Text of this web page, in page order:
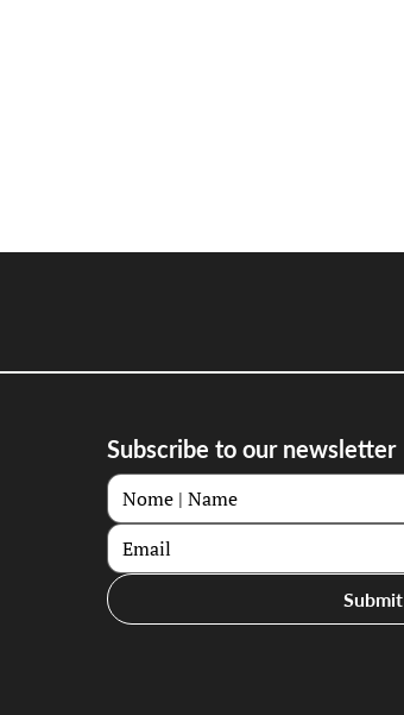
Subscribe to our newsletter
Submit